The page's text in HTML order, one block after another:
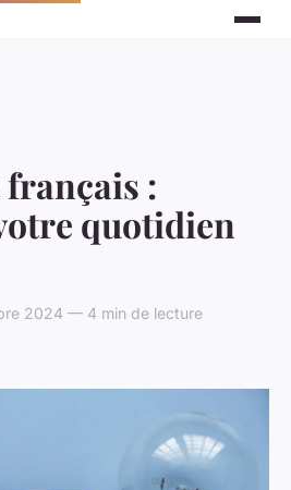
:
quotidien
2024 — 4 min de lecture